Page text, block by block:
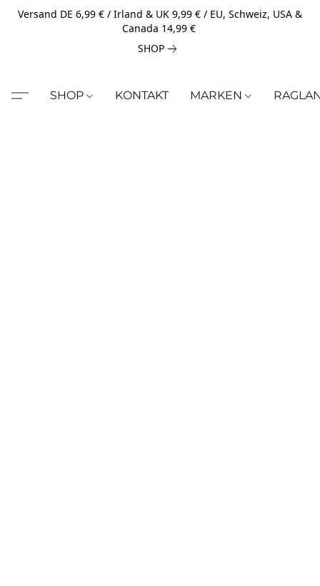
Versand DE 6,99 € / Irland & UK 9,99 € / EU, Schweiz, USA &
Canada 14,99 €
SHOP
SHOP KONTAKT MARKEN